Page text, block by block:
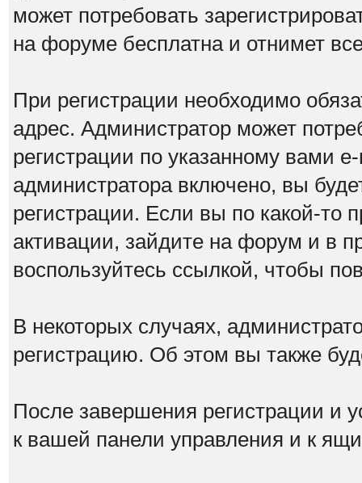
может потребовать
на форуме бесплатна и отнимет
При регистрации необходимо
адрес. Администратор может
регистрации по указанному вами
администратора включено, вы
регистрации. Если вы по какой-то
активации, зайдите на форум и в
воспользуйтесь ссылкой, чтобы
В некоторых случаях,
регистрацию. Об этом вы также
После завершения регистрации и
к вашей панели управления и к